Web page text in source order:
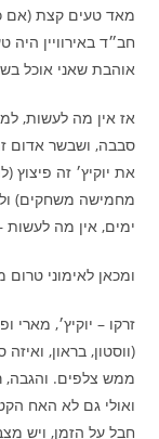
מאד טעים קצת (אם
חב״ד באירוויין היה
אוהבת שאני אוכל
אז אין מה לעשות,
סבבה, ושבשר אדום
את יוקיץ׳ זה פיצוץ
מחמישה משחקים)
ימים, אין מה לעשות
ומכאן לאימוני
זרקו – יוקיץ׳, מארי
(ווסטון, בראון,
ממש צלפים. והגבה,
חבל על הזמן, ויש